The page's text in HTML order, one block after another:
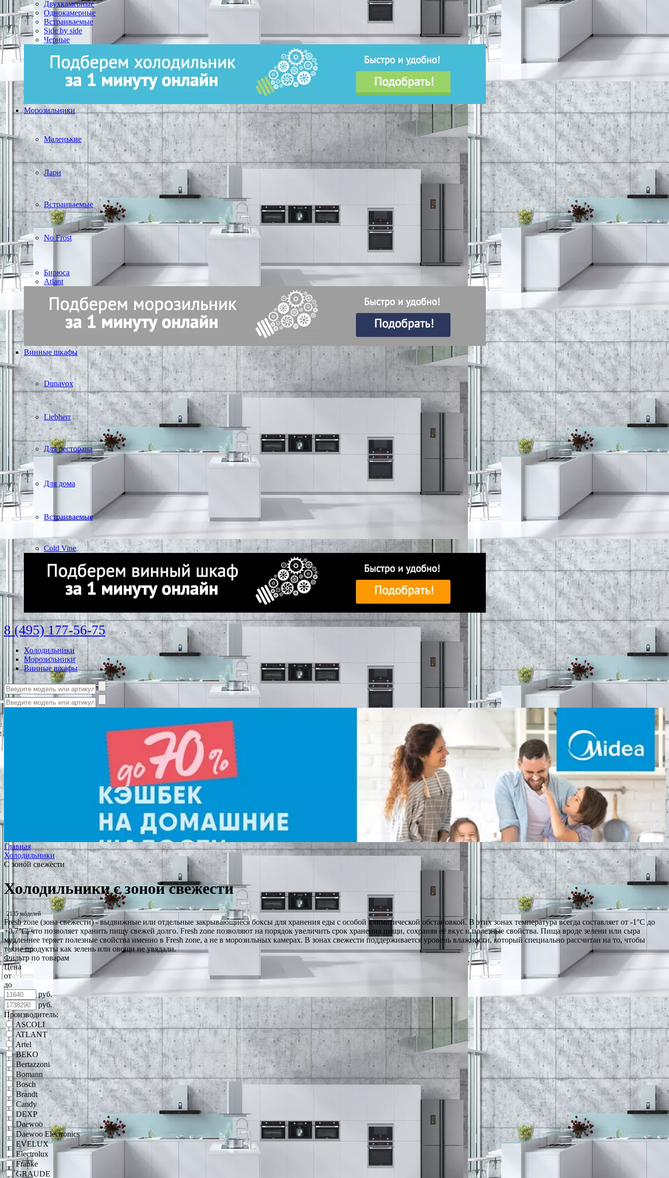
Двухкамерные
Однокамерные
Встраиваемые
Side by side
Черные
Морозильники
Маленькие
Лари
Встраиваемые
No Frost
Бирюса
Atlant
Винные шкафы
Dunavox
Liebherr
Для ресторана
Для дома
Встраиваемые
Cold Vine
8 (495) 177-56-75
Холодильники
Морозильники
Винные шкафы
Главная
Холодильники
С зоной свежести
Холодильники с зоной свежести
2135 моделей
Fresh zone (зона свежести) - выдвижные или отдельные закрывающиеся боксы для хранения еды с особой климатической обстановкой. В этих зонах температура всегда составляет от -1°C до
+0.7°C, что позволяет хранить пищу свежей долго. Fresh zone позволяют на порядок увеличить срок хранения пищи, сохраняя её вкус и полезные свойства. Пища вроде зелени или сыра
медленнее теряет полезные свойства именно в Fresh zone, а не в морозильных камерах. В зонах свежести поддерживается уровень влажности, который специально рассчитан на то, чтобы
такие продукты как зелень или овощи не увядали.
Фильтр по товарам
Цена
от
до
руб.
руб.
Производитель:
ASCOLI
ATLANT
Artel
BEKO
Bertazzoni
Bomann
Bosch
Brandt
Candy
DEXP
Daewoo
Daewoo Electronics
EVELUX
Electrolux
Franke
GRAUDE